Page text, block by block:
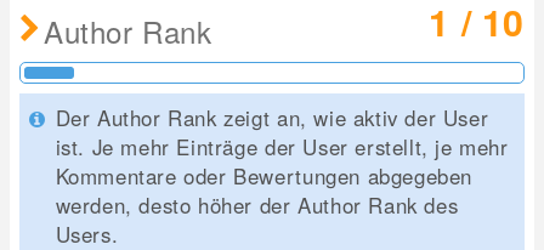
Author Rank 1 / 10
Der Author Rank zeigt an, wie aktiv der User
ist. Je mehr Einträge der User erstellt, je mehr
Kommentare oder Bewertungen abgegeben
werden, desto höher der Author Rank des
Users.